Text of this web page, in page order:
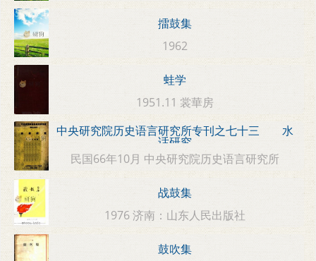
擂鼓集
1962
蛙学
1951.11 裳華房
中央研究院历史语言研究所专刊之七十三 水
话研究
民国66年10月 中央研究院历史语言研究所
战鼓集
1976 济南：山东人民出版社
鼓吹集